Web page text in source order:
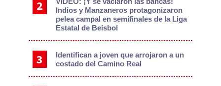
Indios y Manzaneros protagonizaron
pelea campal en semifinales de la Liga
Estatal de Beisbol
Identifican a joven que arrojaron a un
costado del Camino Real